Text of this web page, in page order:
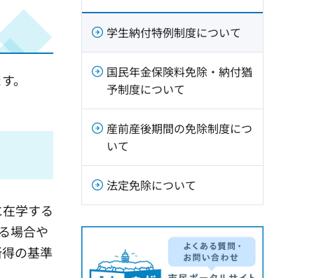
。
学する
場合や
の基準
学生納付特例制度について
国民年金保険料免除・納付猶
予制度について
産前産後期間の免除制度につ
いて
法定免除について